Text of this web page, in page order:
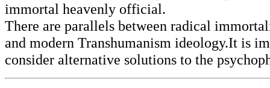
immortal heavenly official.
There are parallels between radical
and modern Transhumanism ideology.It is
consider alternative solutions to the